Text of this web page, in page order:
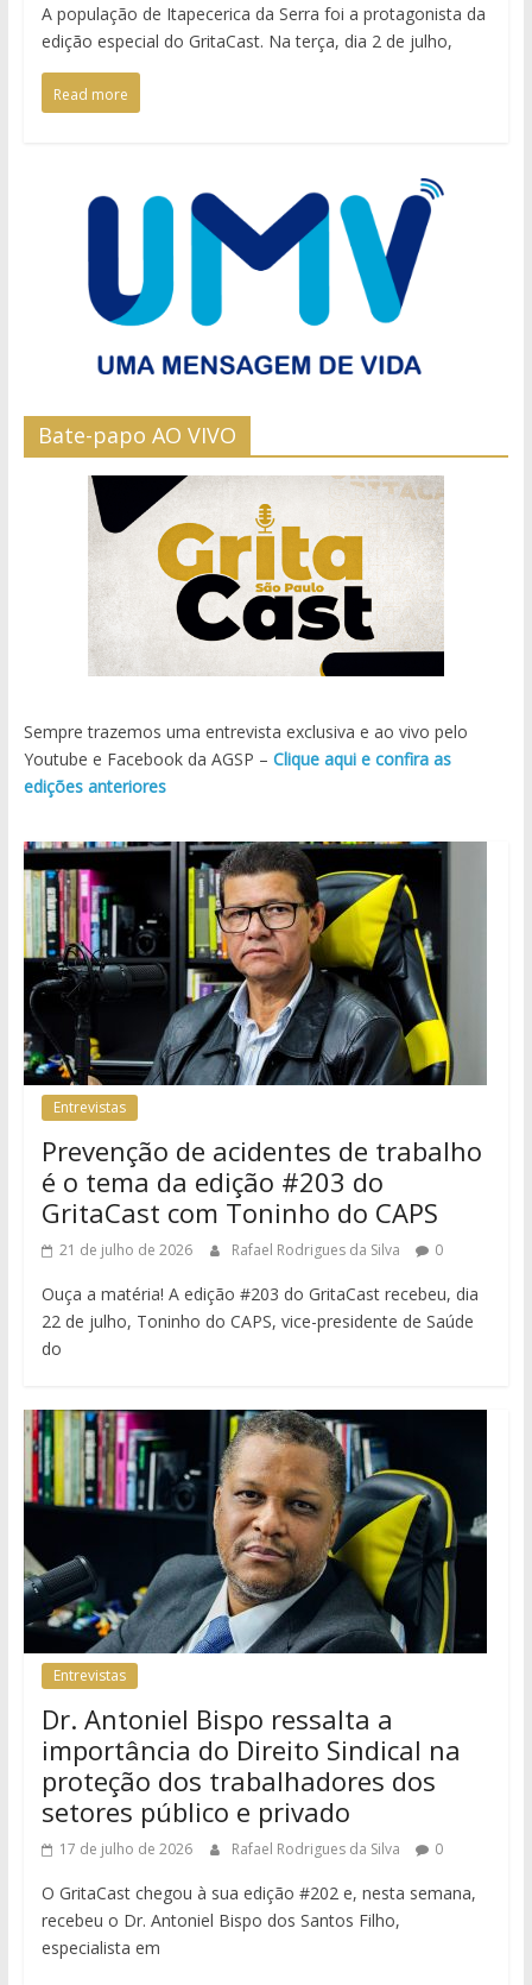
A população de Itapecerica da Serra foi a protagonista da
edição especial do GritaCast. Na terça, dia 2 de julho,
Read more
Bate-papo AO VIVO
Sempre trazemos uma entrevista exclusiva e ao vivo pelo
Youtube e Facebook da AGSP – Clique aqui e confira as
edições anteriores
Entrevistas
Prevenção de acidentes de trabalho
é o tema da edição #203 do
GritaCast com Toninho do CAPS
21 de julho de 2026 Rafael Rodrigues da Silva 0
Ouça a matéria! A edição #203 do GritaCast recebeu, dia
22 de julho, Toninho do CAPS, vice-presidente de Saúde
do
Entrevistas
Dr. Antoniel Bispo ressalta a
importância do Direito Sindical na
proteção dos trabalhadores dos
setores público e privado
17 de julho de 2026 Rafael Rodrigues da Silva 0
O GritaCast chegou à sua edição #202 e, nesta semana,
recebeu o Dr. Antoniel Bispo dos Santos Filho,
especialista em